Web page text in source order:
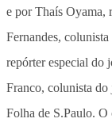
e por Thaís Oyama,
Fernandes,
repórter especial do
Franco, colunista
Folha de S.Paulo. O